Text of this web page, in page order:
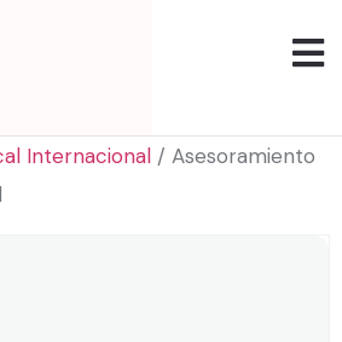
Internacional / Asesoramiento